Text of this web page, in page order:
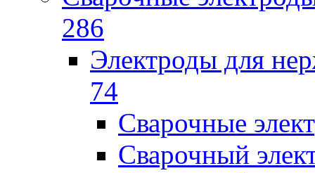
286
Электроды для
74
Сварочные
Сварочный